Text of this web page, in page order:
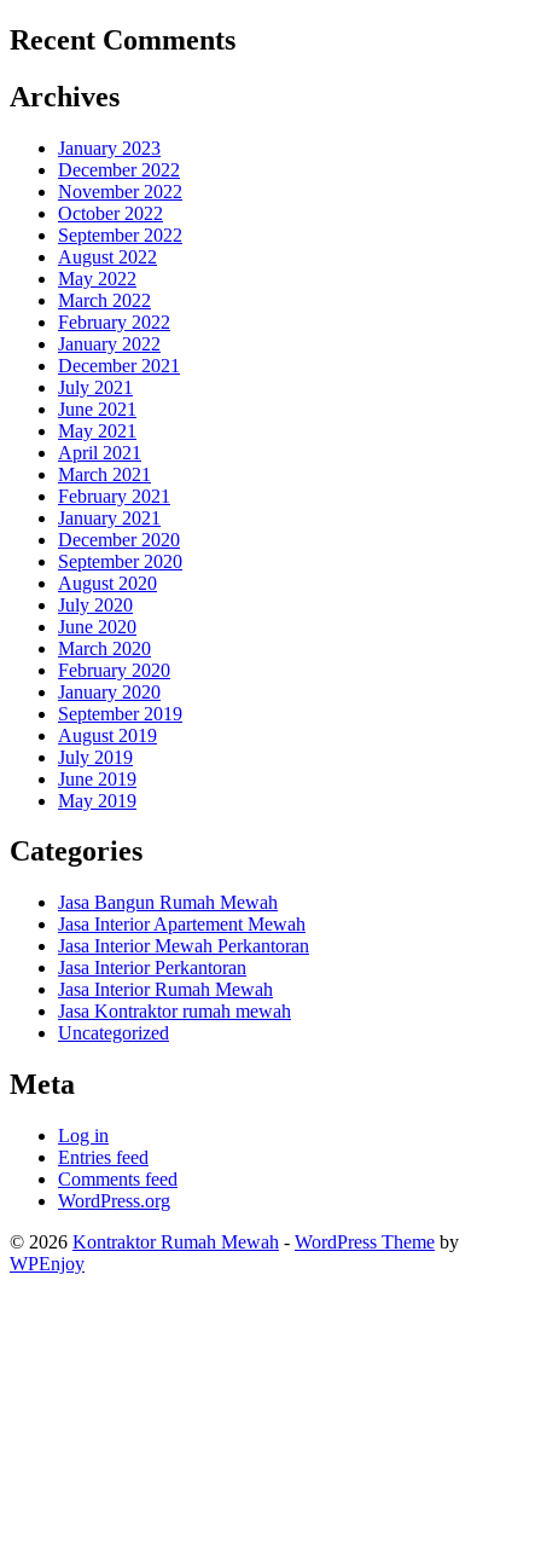
Recent Comments
Archives
January 2023
December 2022
November 2022
October 2022
September 2022
August 2022
May 2022
March 2022
February 2022
January 2022
December 2021
July 2021
June 2021
May 2021
April 2021
March 2021
February 2021
January 2021
December 2020
September 2020
August 2020
July 2020
June 2020
March 2020
February 2020
January 2020
September 2019
August 2019
July 2019
June 2019
May 2019
Categories
Jasa Bangun Rumah Mewah
Jasa Interior Apartement Mewah
Jasa Interior Mewah Perkantoran
Jasa Interior Perkantoran
Jasa Interior Rumah Mewah
Jasa Kontraktor rumah mewah
Uncategorized
Meta
Log in
Entries feed
Comments feed
WordPress.org
© 2026 Kontraktor Rumah Mewah - WordPress Theme by
WPEnjoy